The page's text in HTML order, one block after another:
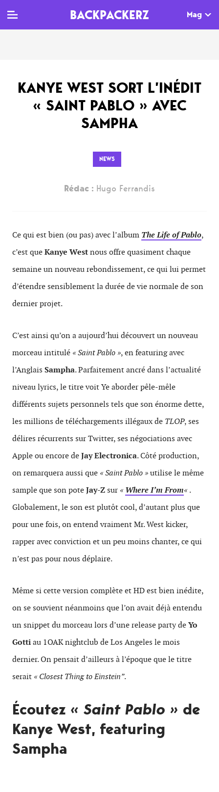
BACKPACKERZ Mag
Clips
Live
Dossiers
Tops
Interviews
Chroniques
Paris
Festivals
KANYE WEST SORT L’INÉDIT
« SAINT PABLO » AVEC
SAMPHA
NEWS
Rédac : Hugo Ferrandis
Ce qui est bien (ou pas) avec l’album The Life of Pablo,
c’est queKanye Westnous offre quasiment chaque
semaine un nouveau rebondissement, ce qui lui permet
d’étendre sensiblement la durée de vie normale de son
dernier projet.
C’est ainsi qu’on a aujourd’hui découvert un nouveau
morceau intitulé « Saint Pablo », en featuring avec
l’Anglais Sampha. Parfaitement ancré dans l’actualité
niveau lyrics, le titre voit Ye aborder pêle-mêle
différents sujets personnels tels que son énorme dette,
les millions de téléchargements illégaux de TLOP, ses
délires récurrents sur Twitter, ses négociations avec
Apple ou encore deJay Electronica. Côté production,
on remarquera aussi que « Saint Pablo »utilise le même
sample que son poteJay-Z sur «Where I’m From«.
Globalement, le son est plutôt cool, d’autant plus que
pour une fois, on entend vraiment Mr. West kicker,
rapper avec conviction et un peu moins chanter, ce qui
n’est pas pour nous déplaire.
Même si cette version complète et HD est bien inédite,
on se souvient néanmoins que l’on avait déjà entendu
un snippet du morceau lors d’une release party deYo
Gottiau 1OAK nightclub de Los Angeles le mois
dernier. On pensait d’ailleurs à l’époque que le titre
serait « Closest Thing to Einstein”.
Écoutez « Saint Pablo » de
Kanye West, featuring
Sampha